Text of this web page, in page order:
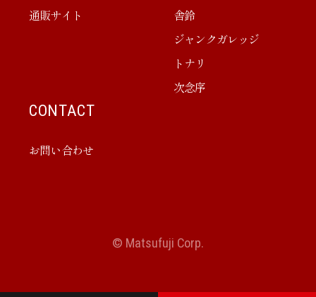
通販サイト
舎鈴
ジャンクガレッジ
トナリ
次念序
CONTACT
お問い合わせ
© Matsufuji Corp.